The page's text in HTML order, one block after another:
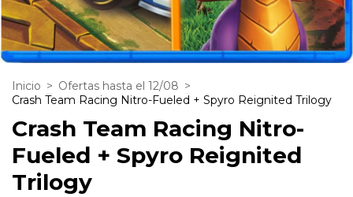
Inicio > Ofertas hasta el 12/08 >
Crash Team Racing Nitro-Fueled + Spyro Reignited Trilogy
Crash Team Racing Nitro-
Fueled + Spyro Reignited
Trilogy